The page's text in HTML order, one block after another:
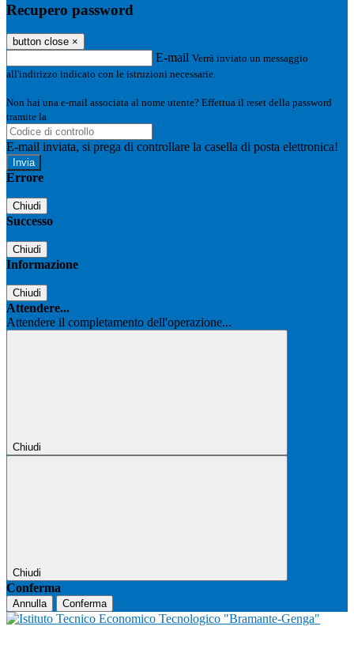
Recupero password
button close ×
E-mail Verrà inviato un messaggio
all'indirizzo indicato con le istruzioni necessarie.
Non hai una e-mail associata al nome utente? Effettua il reset della password
tramite la
E-mail inviata, si prega di controllare la casella di posta elettronica!
Errore
Chiudi
Successo
Chiudi
Informazione
Chiudi
Attendere...
Attendere il completamento dell'operazione...
Chiudi
Chiudi
Conferma
Annulla Conferma